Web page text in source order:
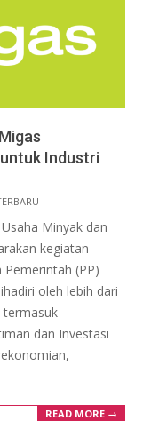
Industri
Minyak dan
kegiatan
(PP)
oleh lebih dari
termasuk
dan Investasi
READ MORE →